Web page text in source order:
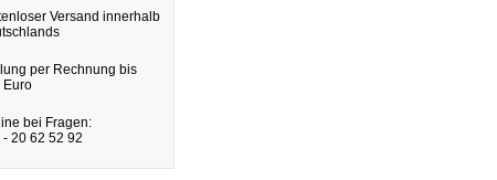
Versand innerhalb
per Rechnung bis
Euro
bei Fragen:
- 20 62 52 92